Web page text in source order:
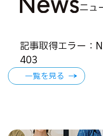
ニュ
記事取得エラー
403
一覧を見る